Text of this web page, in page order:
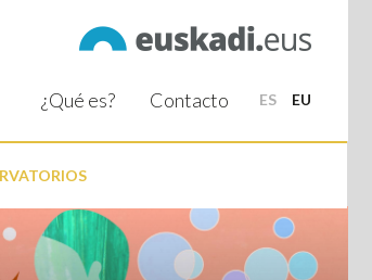
ES EU
¿Qué es? Contacto